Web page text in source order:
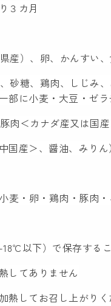
３カ月
産）、卵、かんすい
砂糖、鶏肉、しじみ
部に小麦・大豆・ゼラ
＜カナダ産又は国産
＞、醤油、みりん）
小麦・卵・鶏肉・豚肉
18℃以下）で保存する
してありません
熱してお召し上がり